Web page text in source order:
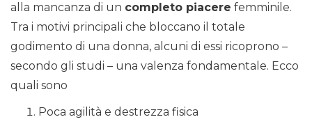
alla mancanza di un completo piacere femminile.
Tra i motivi principali che bloccano il totale
godimento di una donna, alcuni di essi ricoprono –
secondo gli studi – una valenza fondamentale. Ecco
quali sono
Poca agilità e destrezza fisica